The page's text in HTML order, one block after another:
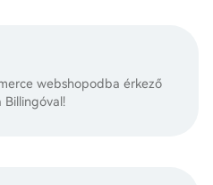
webshopodba érkező
Billingóval!